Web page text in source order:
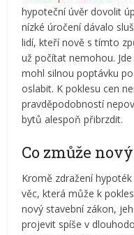
hypoteční úvěr dovolit
nízké úročení dávalo
lidí, kteří nově s tímto
už počítat nemohou.
mohl silnou poptávku
oslabit. K poklesu cen
pravděpodobností
bytů alespoň přibrzdit.
Co zmůže
Kromě zdražení
věc, která může k
nový stavební zákon,
projevit spíše v